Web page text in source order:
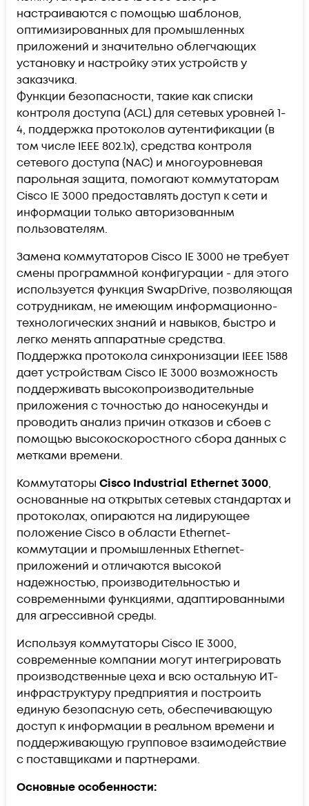
настраиваются с помощью шаблонов,
оптимизированных для промышленных
приложений и значительно облегчающих
установку и настройку этих устройств у
заказчика.
Функции безопасности, такие как списки
контроля доступа (ACL) для сетевых уровней 1-
4, поддержка протоколов аутентификации (в
том числе IEEE 802.1x), средства контроля
сетевого доступа (NAC) и многоуровневая
парольная защита, помогают коммутаторам
Cisco IE 3000 предоставлять доступ к сети и
информации только авторизованным
пользователям.
Замена коммутаторов Cisco IE 3000 не требует
смены программной конфигурации - для этого
используется функция SwapDrive, позволяющая
сотрудникам, не имеющим информационно-
технологических знаний и навыков, быстро и
легко менять аппаратные средства.
Поддержка протокола синхронизации IEEE 1588
дает устройствам Cisco IE 3000 возможность
поддерживать высокопроизводительные
приложения с точностью до наносекунды и
проводить анализ причин отказов и сбоев с
помощью высокоскоростного сбора данных с
метками времени.
Коммутаторы Cisco Industrial Ethernet 3000,
основанные на открытых сетевых стандартах и
протоколах, опираются на лидирующее
положение Cisco в области Ethernet-
коммутации и промышленных Ethernet-
приложений и отличаются высокой
надежностью, производительностью и
современными функциями, адаптированными
для агрессивной среды.
Используя коммутаторы Cisco IE 3000,
современные компании могут интегрировать
производственные цеха и всю остальную ИТ-
инфраструктуру предприятия и построить
единую безопасную сеть, обеспечивающую
доступ к информации в реальном времени и
поддерживающую групповое взаимодействие
с поставщиками и партнерами.
Основные особенности: